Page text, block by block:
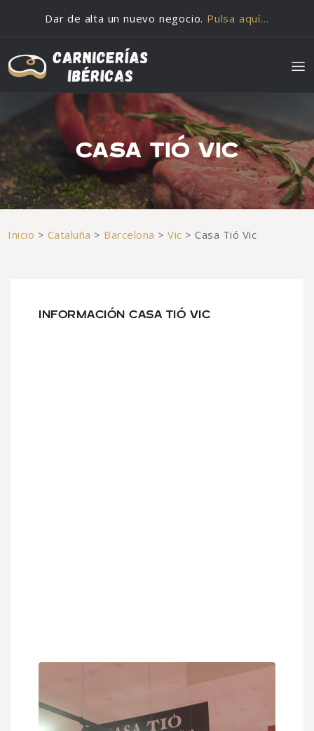
Dar de alta un nuevo negocio. Pulsa aquí…
CASA TIÓ VIC
Inicio > Cataluña > Barcelona >Vic >Casa Tió Vic
INFORMACIÓN CASA TIÓ VIC